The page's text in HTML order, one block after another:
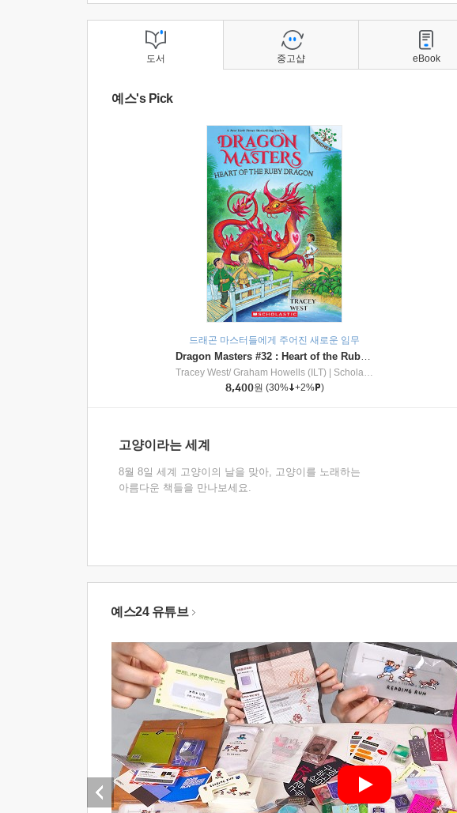
도서
예스's Pick
드래곤 마스터들에게 주어진 새로운 임무
Dragon Masters #32 : Heart of the Ruby Dragon (A Branches Book)
Tracey West/ Graham Howells (ILT)
Scholastic Inc
8,400원 (30% +2% )
고양이라는 세계
8월 8일 세계 고양이의 날을 맞아, 고양이를 노래하는
아름다운 책들을 만나보세요.
중고샵 eBook
예스24 유튜브